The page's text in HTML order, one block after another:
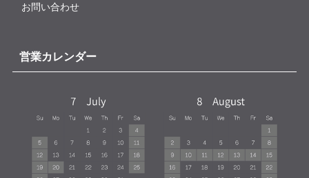
お問い合わせ
営業カレンダー